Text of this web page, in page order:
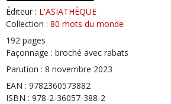
Éditeur : L'ASIATHÈQUE
Collection : 80 mots du monde
192 pages
Façonnage : broché avec rabats
Parution : 8 novembre 2023
EAN : 9782360573882
ISBN : 978-2-36057-388-2